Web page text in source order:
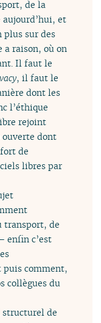
de la
aujourd’hui, et
plus sur des
raison, où on
Il faut le
, il faut le
dont les
l’éthique
rejoint
ouverte dont
de
libres par
transport, de
enfin c’est
puis comment,
collègues du
structurel de